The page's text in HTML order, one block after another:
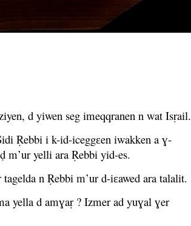
d yiwen seg imeqqranen n wat Isṛail.
Ṛebbi i k-id-iceggɛen iwakken a ɣ-
m’ur yelli ara Ṛebbi yid-es.
n Ṛebbi m’ur d-iɛawed ara talalit.
yella d amɣaṛ ? Izmer ad yuɣal ɣer